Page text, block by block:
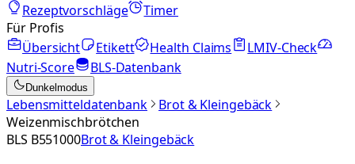
Rezeptvorschläge
Timer
Für Profis
Übersicht
Etikett Health Claims
LMIV-Check
Nutri-Score
BLS-Datenbank
Dunkelmodus
Lebensmitteldatenbank
Brot & Kleingebäck
Weizenmischbrötchen
BLS B551000Brot & Kleingebäck